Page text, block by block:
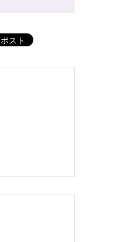
ポスト